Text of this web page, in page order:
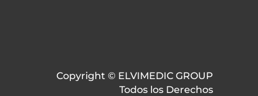
Copyright © ELVIMEDIC GROUP
Todos los Derechos